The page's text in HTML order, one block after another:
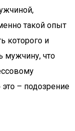
такой опыт
которого и
мужчину, что
это – подозрение